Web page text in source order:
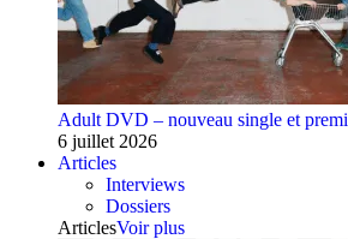
Adult DVD – nouveau single et
6 juillet 2026
Articles
Interviews
Dossiers
ArticlesVoir plus